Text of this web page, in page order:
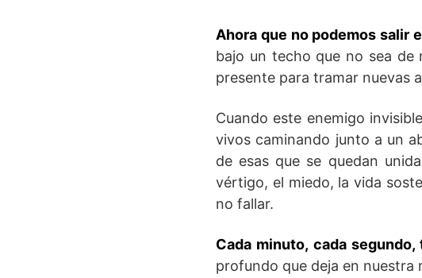
Ahora que no podemos salir
bajo un techo que no sea de
presente para tramar nuevas
Cuando este enemigo
vivos caminando junto a un
de esas que se quedan
vértigo, el miedo, la vida
no fallar.
Cada minuto, cada
profundo que deja en nuestra